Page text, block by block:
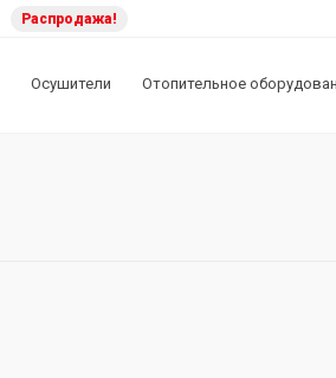
Осушители Отопительное
Распродажа!